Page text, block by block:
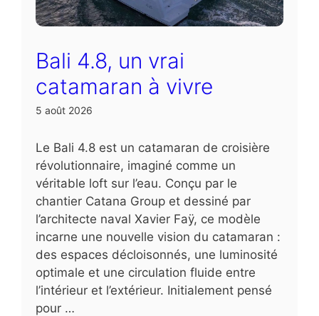
Bali 4.8, un vrai
catamaran à vivre
5 août 2026
Le Bali 4.8 est un catamaran de croisière
révolutionnaire, imaginé comme un
véritable loft sur l’eau. Conçu par le
chantier Catana Group et dessiné par
l’architecte naval Xavier Faÿ, ce modèle
incarne une nouvelle vision du catamaran :
des espaces décloisonnés, une luminosité
optimale et une circulation fluide entre
l’intérieur et l’extérieur. Initialement pensé
pour …